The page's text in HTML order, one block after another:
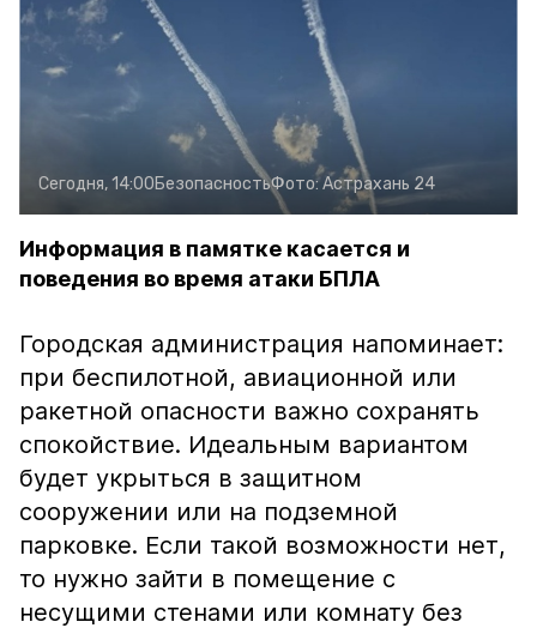
Сегодня, 14:00БезопасностьФото:Астрахань 24
Информация в памятке касается и
поведения во время атаки БПЛА
Городская администрация напоминает:
при беспилотной, авиационной или
ракетной опасности важно сохранять
спокойствие. Идеальным вариантом
будет укрыться в защитном
сооружении или на подземной
парковке. Если такой возможности нет,
то нужно зайти в помещение с
несущими стенами или комнату без